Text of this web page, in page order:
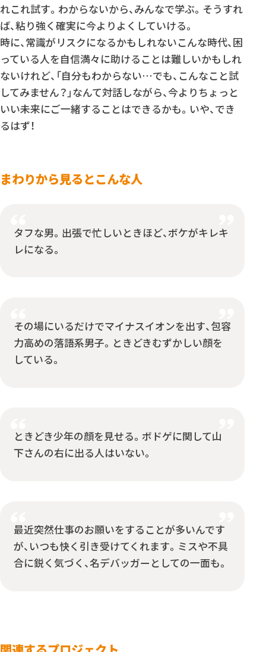
れこれ試す。わからないから、みんなで学ぶ。そうすれ
ば、粘り強く確実に今よりよくしていける。
時に、常識がリスクになるかもしれないこんな時代、困
っている人を自信満々に助けることは難しいかもしれ
ないけれど、「自分もわからない…でも、こんなこと試
してみません？」なんて対話しながら、今よりちょっと
いい未来にご一緒することはできるかも。いや、でき
るはず！
まわりから見るとこんな人
タフな男。出張で忙しいときほど、ボケがキレキ
レになる。
その場にいるだけでマイナスイオンを出す、包容
力高めの落語系男子。ときどきむずかしい顔を
している。
ときどき少年の顔を見せる。ボドゲに関して山
下さんの右に出る人はいない。
最近突然仕事のお願いをすることが多いんです
が、いつも快く引き受けてくれます。ミスや不具
合に鋭く気づく、名デバッガーとしての一面も。